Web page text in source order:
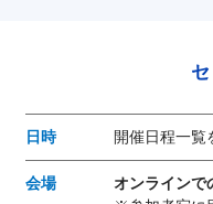
日時 開催日程一覧
会場
オンラインで